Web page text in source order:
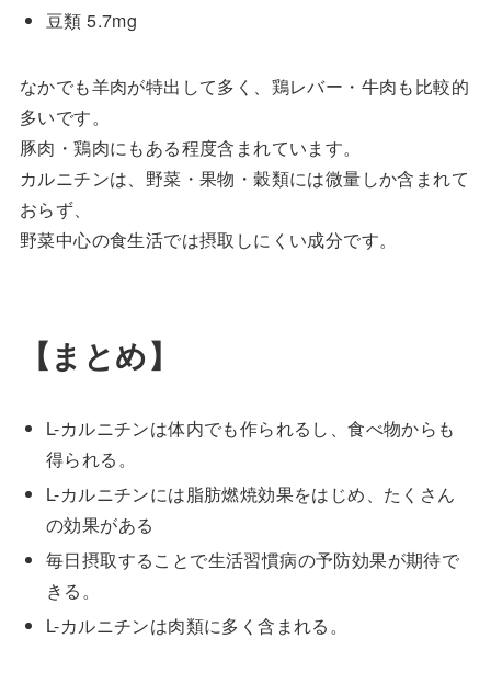
豆類 5.7mg
なかでも羊肉が特出して多く、鶏レバー・牛肉も比較的
多いです。
豚肉・鶏肉にもある程度含まれています。
カルニチンは、野菜・果物・穀類には微量しか含まれて
おらず、
野菜中心の食生活では摂取しにくい成分です。
【まとめ】
L-カルニチンは体内でも作られるし、食べ物からも
得られる。
L-カルニチンには脂肪燃焼効果をはじめ、たくさん
の効果がある
毎日摂取することで生活習慣病の予防効果が期待で
きる。
L-カルニチンは肉類に多く含まれる。